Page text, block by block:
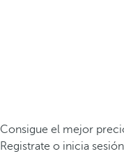
Consigue el mejor
Registrate o inicia